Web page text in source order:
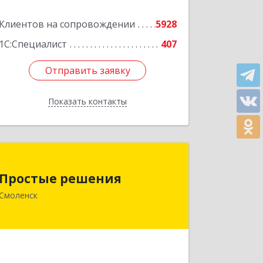
Клиентов на сопровождении
5928
1С:Специалист
407
Отправить заявку
Показать контакты
Отправить заявку
Назад
Простые решения
214015, Смоленская обл, Смоленск г,
Большая Краснофлотская ул, дом №